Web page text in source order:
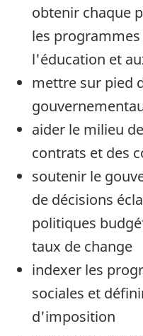
obtenir chaque
les programmes
l'éducation et
mettre sur pied
aider le milieu
contrats et des
soutenir le
de décisions
politiques
taux de change
indexer les
sociales et
d'imposition